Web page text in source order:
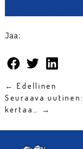
Jaa:
← Edellinen
Seuraava
kertaa… →